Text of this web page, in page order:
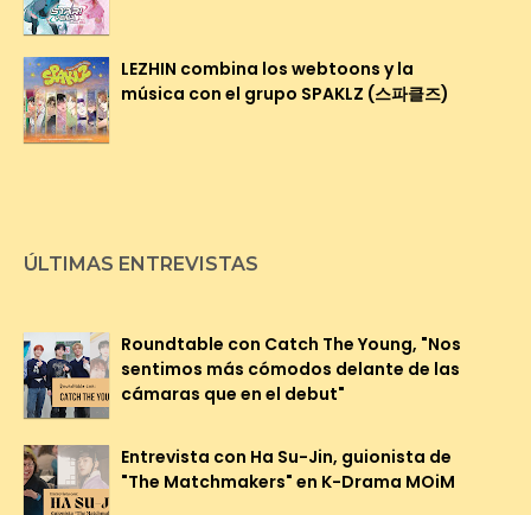
LEZHIN combina los webtoons y la
música con el grupo SPAKLZ (스파클즈)
ÚLTIMAS ENTREVISTAS
Roundtable con Catch The Young, "Nos
sentimos más cómodos delante de las
cámaras que en el debut"
Entrevista con Ha Su-Jin, guionista de
"The Matchmakers" en K-Drama MOiM